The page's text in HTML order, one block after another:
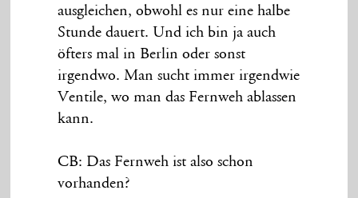
ausgleichen, obwohl es nur eine halbe
Stunde dauert. Und ich bin ja auch
öfters mal in Berlin oder sonst
irgendwo. Man sucht immer irgendwie
Ventile, wo man das Fernweh ablassen
kann.
CB: Das Fernweh ist also schon
vorhanden?